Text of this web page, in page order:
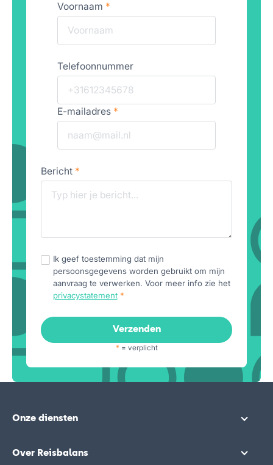
Voornaam *
Telefoonnummer
E-mailadres *
Bericht *
Ik geef toestemming dat mijn
persoonsgegevens worden gebruikt om mijn
aanvraag te verwerken. Voor meer info zie het
privacystatement *
* = verplicht
Onze diensten
Over Reisbalans